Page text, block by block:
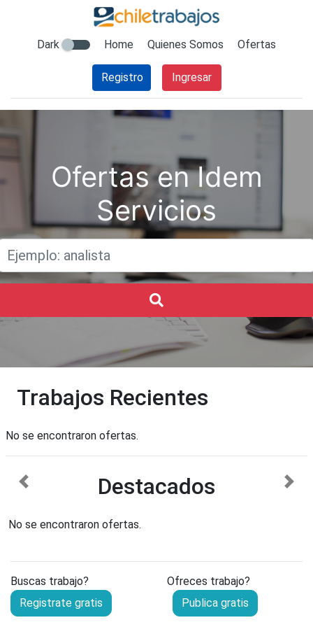
Dark Home Quienes Somos Ofertas
Registro Ingresar
Ofertas en Idem
Servicios
Trabajos Recientes
No se encontraron ofertas.
Destacados
anterior
No se encontraron ofertas.
Buscas trabajo?
Registrate gratis
Ofreces trabajo?
Publica gratis